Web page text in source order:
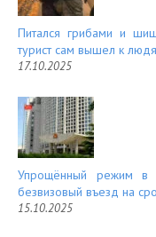
Питался грибами и
турист сам вышел к
17.10.2025
Упрощённый режим в
безвизовый въезд на
15.10.2025